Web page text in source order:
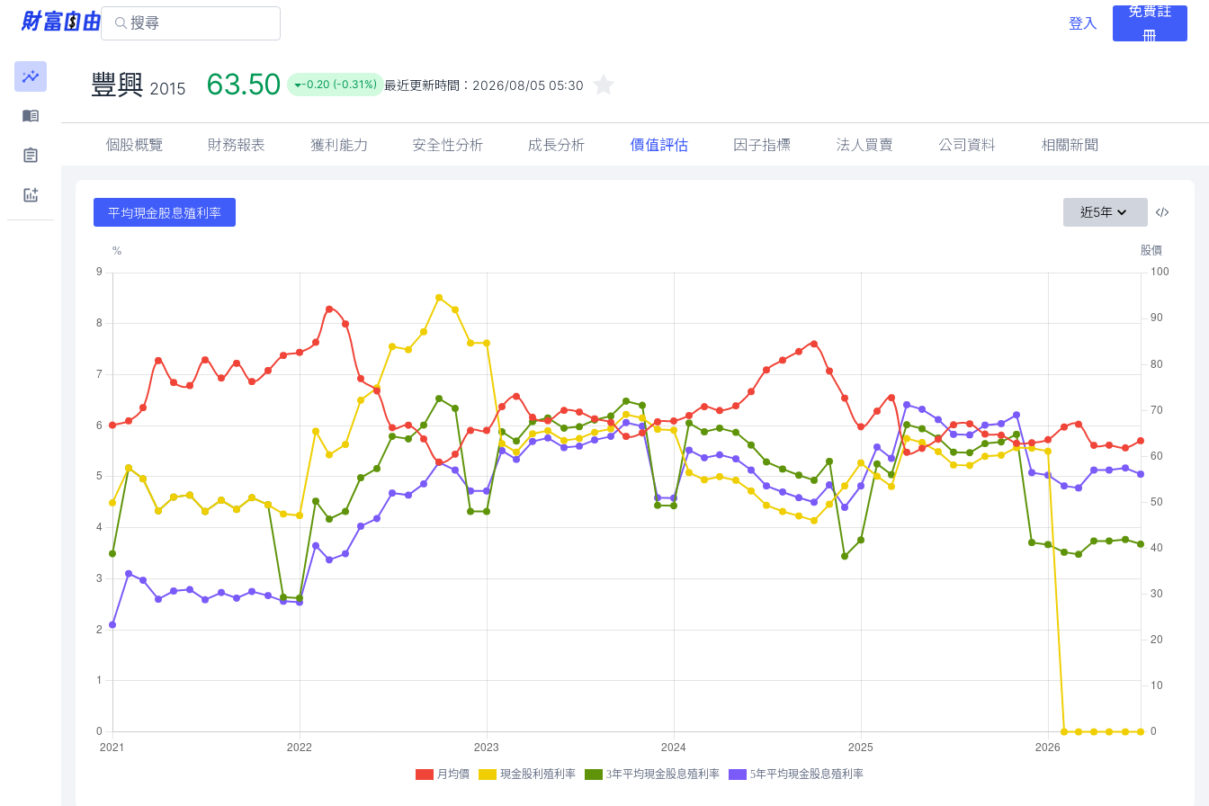
登入
免費註
冊
豐興 2015 63.50 -0.20 (-0.31%) 最近更新時間： 2026/08/05 05:30
個股概覽 財務報表 獲利能力 安全性分析 成長分析 價值評估 因子指標 法人買賣 公司資料 相關新聞
平均現金股息殖利率 近5年
月均價 現金股利殖利率 3年平均現金股息殖利率 5年平均現金股息殖利率